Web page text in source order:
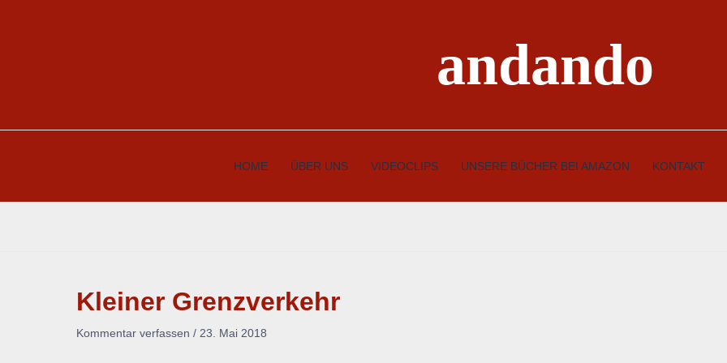
andando
HOME ÜBER UNS VIDEOCLIPS UNSERE BÜCHER BEI AMAZON KONTAKT
Kleiner Grenzverkehr
Kommentar verfassen / 23. Mai 2018